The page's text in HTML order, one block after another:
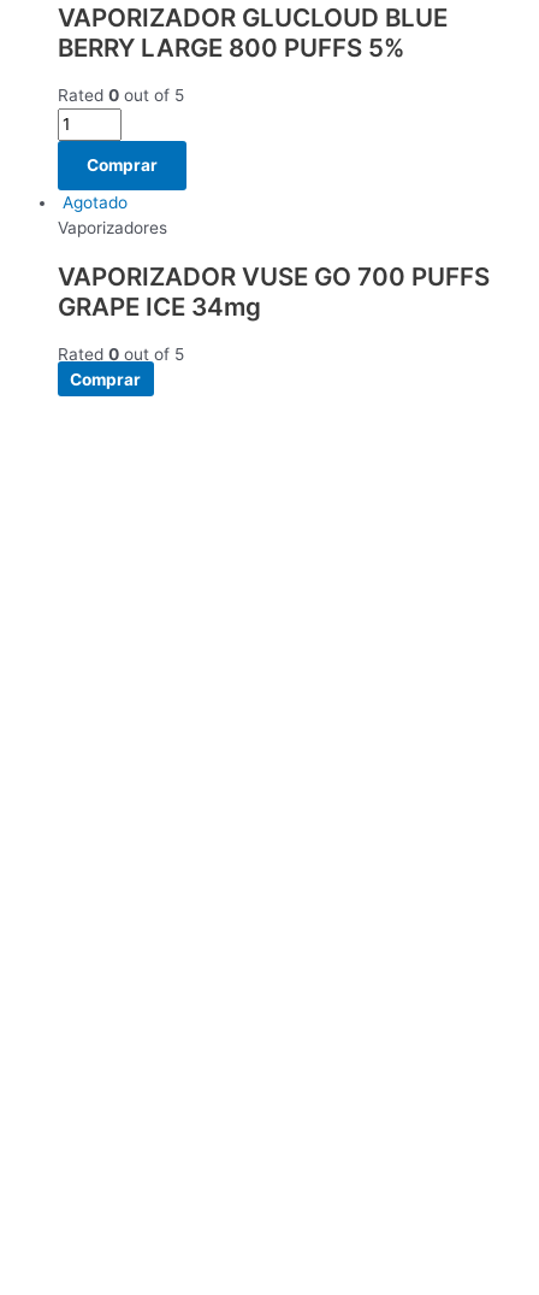
VAPORIZADOR GLUCLOUD BLUE
BERRY LARGE 800 PUFFS 5%
Rated 0 out of 5
Comprar
Agotado
Vaporizadores
VAPORIZADOR VUSE GO 700 PUFFS
GRAPE ICE 34mg
Rated 0 out of 5
Comprar